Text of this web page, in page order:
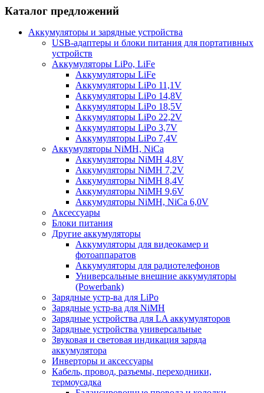
Каталог предложений
Аккумуляторы и зарядные устройства
USB-адаптеры и блоки питания для портативных
устройств
Аккумуляторы LiPo, LiFe
Аккумуляторы LiFe
Аккумуляторы LiPo 11,1V
Аккумуляторы LiPo 14,8V
Аккумуляторы LiPo 18,5V
Аккумуляторы LiPo 22,2V
Аккумуляторы LiPo 3,7V
Аккумуляторы LiPo 7,4V
Аккумуляторы NiMH, NiCa
Аккумуляторы NiMH 4,8V
Аккумуляторы NiMH 7,2V
Аккумуляторы NiMH 8,4V
Аккумуляторы NiMH 9,6V
Аккумуляторы NiMH, NiCa 6,0V
Аксессуары
Блоки питания
Другие аккумуляторы
Аккумуляторы для видеокамер и
фотоаппаратов
Аккумуляторы для радиотелефонов
Универсальные внешние аккумуляторы
(Powerbank)
Зарядные устр-ва для LiPo
Зарядные устр-ва для NiMH
Зарядные устройства для LA аккумуляторов
Зарядные устройства универсальные
Звуковая и световая индикация заряда
аккумулятора
Инверторы и аксессуары
Кабель, провод, разъемы, переходники,
термоусадка